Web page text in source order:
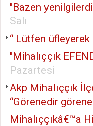
"Bazen
Salı
“ Lütfen üfleyerek
"Mihalıççık
Pazartesi
Akp Mihalıççık
“Görenedir
Mihalıççıkâ€™a